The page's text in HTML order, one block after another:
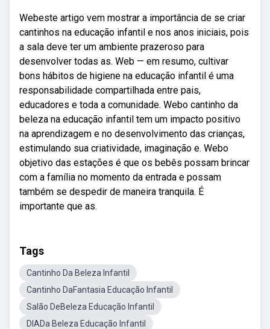
Webeste artigo vem mostrar a importância de se criar
cantinhos na educação infantil e nos anos iniciais, pois
a sala deve ter um ambiente prazeroso para
desenvolver todas as. Web — em resumo, cultivar
bons hábitos de higiene na educação infantil é uma
responsabilidade compartilhada entre pais,
educadores e toda a comunidade. Webo cantinho da
beleza na educação infantil tem um impacto positivo
na aprendizagem e no desenvolvimento das crianças,
estimulando sua criatividade, imaginação e. Webo
objetivo das estações é que os bebês possam brincar
com a família no momento da entrada e possam
também se despedir de maneira tranquila. É
importante que as.
Tags
Cantinho Da Beleza Infantil
Cantinho DaFantasia Educação Infantil
Salão DeBeleza Educação Infantil
DIADa Beleza Educação Infantil